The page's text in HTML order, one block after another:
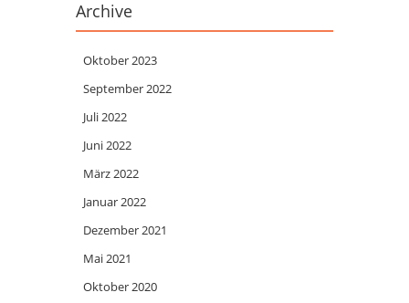
Archive
Oktober 2023
September 2022
Juli 2022
Juni 2022
März 2022
Januar 2022
Dezember 2021
Mai 2021
Oktober 2020